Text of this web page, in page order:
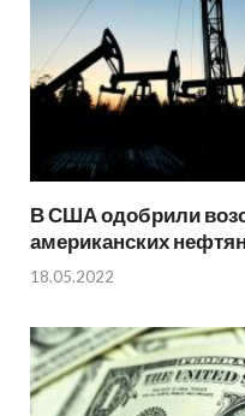
В США одобрили
американских
18.05.2022